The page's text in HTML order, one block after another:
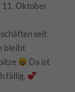
11. Oktober
seit
bleibt
Da ist
fällig.
und sind für die